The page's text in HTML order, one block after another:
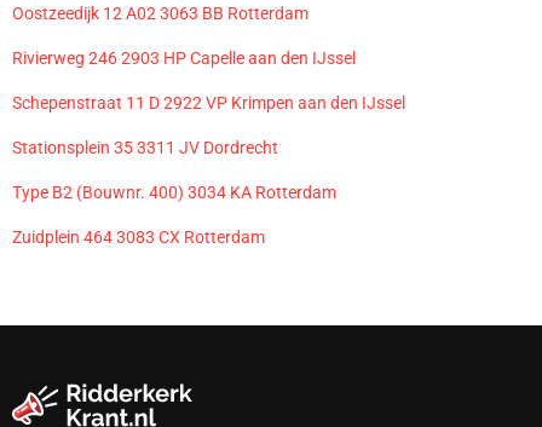
Oostzeedijk 12 A02 3063 BB Rotterdam
Rivierweg 246 2903 HP Capelle aan den IJssel
Schepenstraat 11 D 2922 VP Krimpen aan den IJssel
Stationsplein 35 3311 JV Dordrecht
Type B2 (Bouwnr. 400) 3034 KA Rotterdam
Zuidplein 464 3083 CX Rotterdam